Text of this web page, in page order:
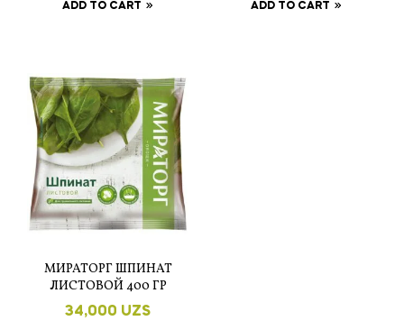
ADD TO CART ADD TO CART
МИРАТОРГ ШПИНАТ
ЛИСТОВОЙ 400 ГР
34,000 UZS